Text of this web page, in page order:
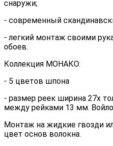
снаружи;
- современный
- легкий монтаж своими
обоев.
Коллекция МОНАКО:
- 5 цветов шпона
- размер реек ширина 27х
между рейками 13 мм.
Монтаж на жидкие гвозди
цвет основ волокна.